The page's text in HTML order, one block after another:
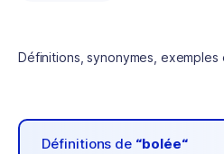
Définitions, synonymes, exemples
Définitions de “bolée“